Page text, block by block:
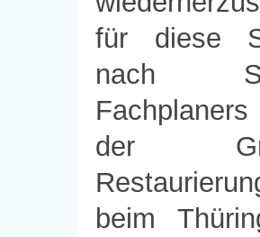
für diese
nach
der
beim